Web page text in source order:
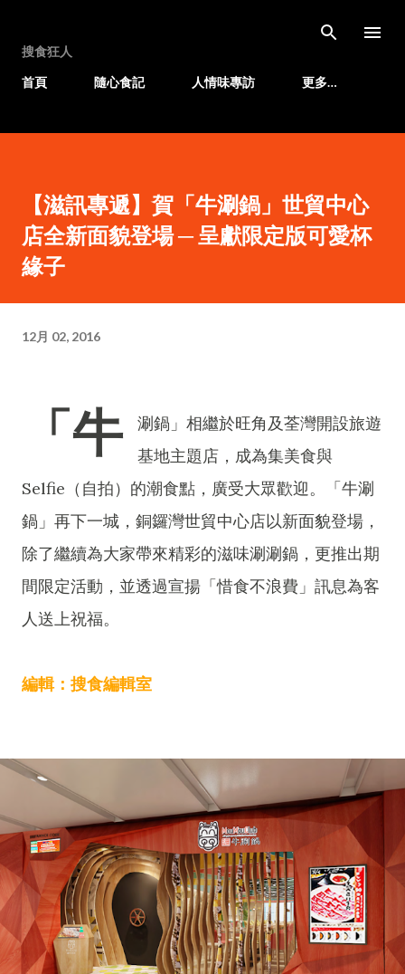
搜食狂人
首頁
隨心食記 人情味專訪 更多…
【滋訊專遞】賀「牛涮鍋」世貿中心
店全新面貌登場 ─ 呈獻限定版可愛杯
緣子
12月 02, 2016
「牛
涮鍋」相繼於旺角及荃灣開設旅遊
基地主題店，成為集美食與
Selfie（自拍）的潮食點，廣受大眾歡迎。「牛涮
鍋」再下一城，銅鑼灣世貿中心店以新面貌登場，
除了繼續為大家帶來精彩的滋味涮涮鍋，更推出期
間限定活動，並透過宣揚「惜食不浪費」訊息為客
人送上祝福。
編輯：搜食編輯室